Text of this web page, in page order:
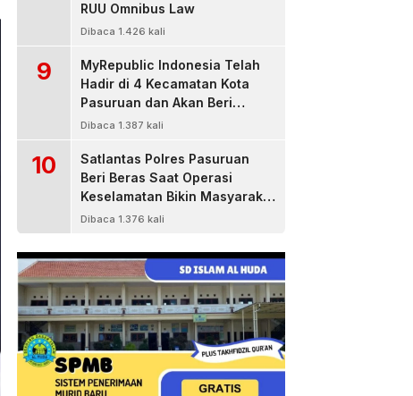
RUU Omnibus Law
Dibaca 1.426 kali
9
MyRepublic Indonesia Telah
Hadir di 4 Kecamatan Kota
Pasuruan dan Akan Beri
Pelayanan Terbaik Untuk
Dibaca 1.387 kali
10
Satlantas Polres Pasuruan
Beri Beras Saat Operasi
Keselamatan Bikin Masyarakat
Senang
Dibaca 1.376 kali